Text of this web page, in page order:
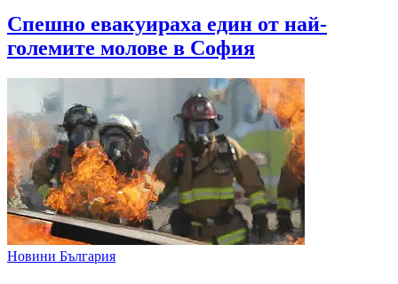
Спешно евакуираха един от най-
големите молове в София
Новини България